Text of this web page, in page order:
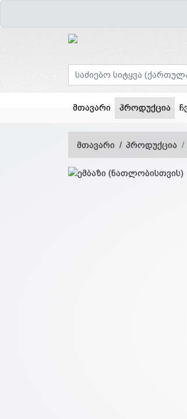
მთავარი პროდუქცია
მთავარი პროდუქცია